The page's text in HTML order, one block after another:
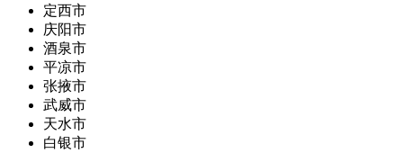
定西市
庆阳市
酒泉市
平凉市
张掖市
武威市
天水市
白银市